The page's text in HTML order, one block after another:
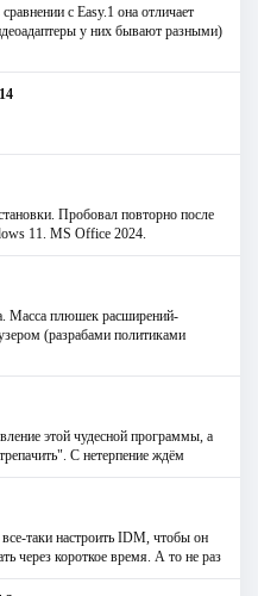
с Easy.1 она отличает
у них бывают разными)
Пробовал повторно после
11. MS Offiсe 2024.
Масса плюшек расширений-
(разрабами политиками
этой чудесной программы, а
С нетерпение ждём
таки настроить IDM, чтобы он
через короткое время. А то не раз